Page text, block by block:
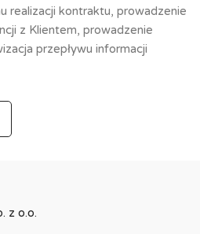
realizacji kontraktu, prowadzenie
z Klientem, prowadzenie
przepływu informacji
z o.o.